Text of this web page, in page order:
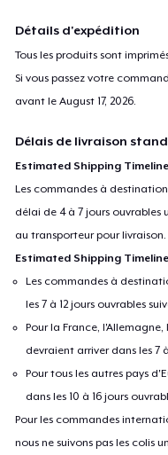
Détails d'expédition
Tous les produits sont
Si vous passez votre
avant leAugust 17, 2026
Délais de livraison
Estimated Shipping
Les commandes à
délai de 4 à 7 jours
au transporteur pour livraison.
Estimated Shipping
Les commandes à
les 7 à 12 jours ouvrables
Pour la France, l'Allemagne,
devraient arriver dans les 7
Pour tous les autres pays
dans les 10 à 16 jours
Pour les commandes
nous ne suivons pas les colis